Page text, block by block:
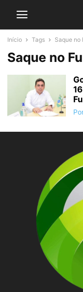
Início Tags Saque no
Saque no